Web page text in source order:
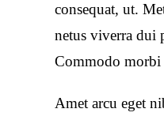
consequat, ut.
netus viverra dui
Commodo morbi
Amet arcu eget